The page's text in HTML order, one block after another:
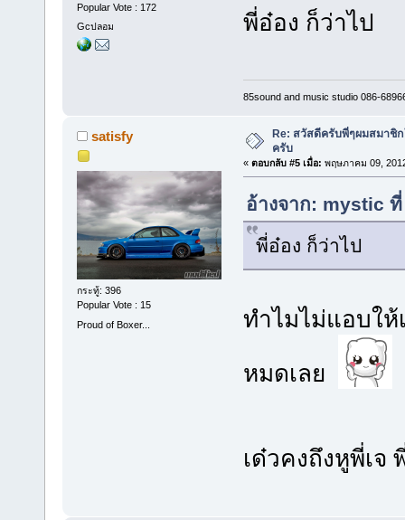
Popular Vote : 172
Gcปลอม
พี่อ๋อง ก็ว่าไป
85sound and music studio 086-
satisfy
กระทู้: 396
Popular Vote : 15
Proud of Boxer...
Re: สวัสดีครับพี่ๆผมสมาชิ
ครับ
« ตอบกลับ #5 เมื่อ: พฤษภาคม 09,
อ้างจาก: mystic
พี่อ๋อง ก็ว่าไป
ทำไมไม่แอบใ
หมดเลย
เด๋วคงถึงหูพี่เ